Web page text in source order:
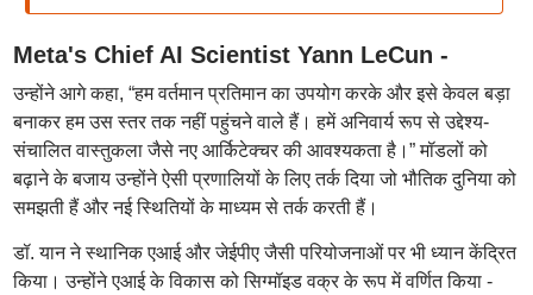
Meta's Chief AI Scientist Yann LeCun -
उन्होंने आगे कहा, “हम वर्तमान प्रतिमान का उपयोग करके और इसे केवल बड़ा
बनाकर हम उस स्तर तक नहीं पहुंचने वाले हैं। हमें अनिवार्य रूप से उद्देश्य-
संचालित वास्तुकला जैसे नए आर्किटेक्चर की आवश्यकता है।” मॉडलों को
बढ़ाने के बजाय उन्होंने ऐसी प्रणालियों के लिए तर्क दिया जो भौतिक दुनिया को
समझती हैं और नई स्थितियों के माध्यम से तर्क करती हैं।
डॉ. यान ने स्थानिक एआई और जेईपीए जैसी परियोजनाओं पर भी ध्यान केंद्रित
किया। उन्होंने एआई के विकास को सिग्मॉइड वक्र के रूप में वर्णित किया -